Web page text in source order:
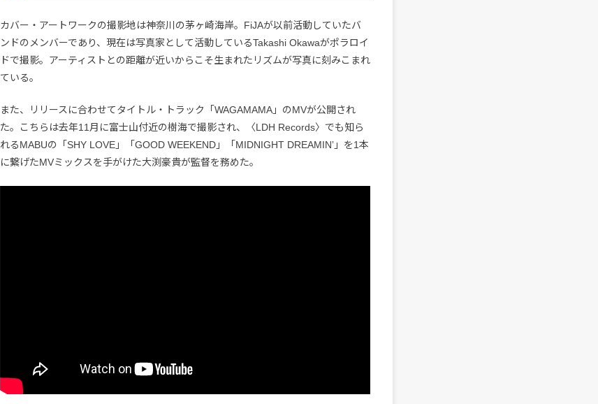
カバー・アートワークの撮影地は神奈川の茅ヶ崎海岸。FiJAが以前活動していたバ
ンドのメンバーであり、現在は写真家として活動しているTakashi Okawaがポラロイ
ドで撮影。アーティストとの距離が近いからこそ生まれたリズムが写真に刻みこまれ
ている。
また、リリースに合わせてタイトル・トラック「WAGAMAMA」のMVが公開され
た。こちらは去年11月に富士山付近の樹海で撮影され、〈LDH Records〉でも知ら
れるMABUの「SHY LOVE」「GOOD WEEKEND」「MIDNIGHT DREAMINʼ」を1本
に繋げたMVミックスを手がけた大渕豪貴が監督を務めた。